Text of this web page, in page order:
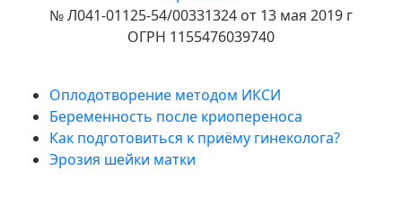
№ Л041-01125-54/00331324 от 13 мая 2019 г
ОГРН 1155476039740
Оплодотворение методом ИКСИ
Беременность после криопереноса
Как подготовиться к приёму гинеколога?
Эрозия шейки матки